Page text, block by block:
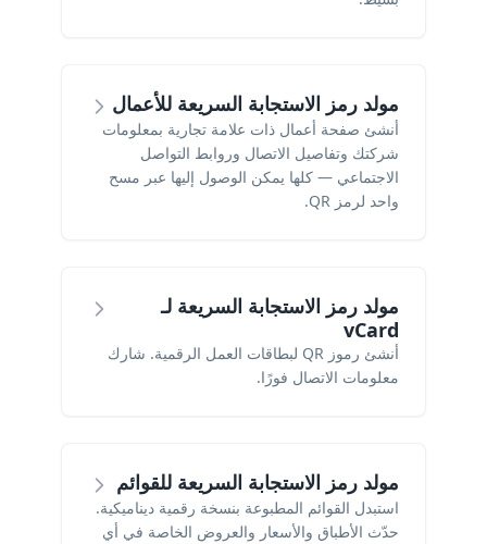
مولد رمز الاستجابة السريعة للأعمال
أنشئ صفحة أعمال ذات علامة تجارية بمعلومات
شركتك وتفاصيل الاتصال وروابط التواصل
الاجتماعي — كلها يمكن الوصول إليها عبر مسح
واحد لرمز QR.
مولد رمز الاستجابة السريعة لـ
vCard
أنشئ رموز QR لبطاقات العمل الرقمية. شارك
معلومات الاتصال فورًا.
مولد رمز الاستجابة السريعة للقوائم
استبدل القوائم المطبوعة بنسخة رقمية ديناميكية.
حدّث الأطباق والأسعار والعروض الخاصة في أي